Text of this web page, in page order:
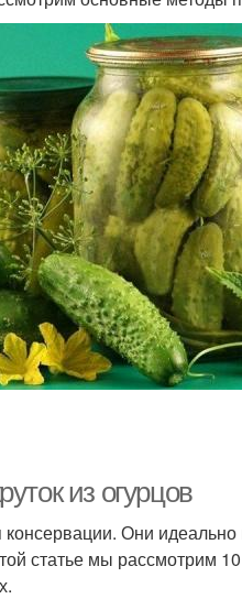
Огурцы без
Огурцы в
из огурцов
Они идеально
статье мы рассмотрим